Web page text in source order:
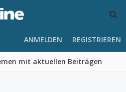
mit aktuellen Beiträgen
ANMELDEN REGISTRIEREN